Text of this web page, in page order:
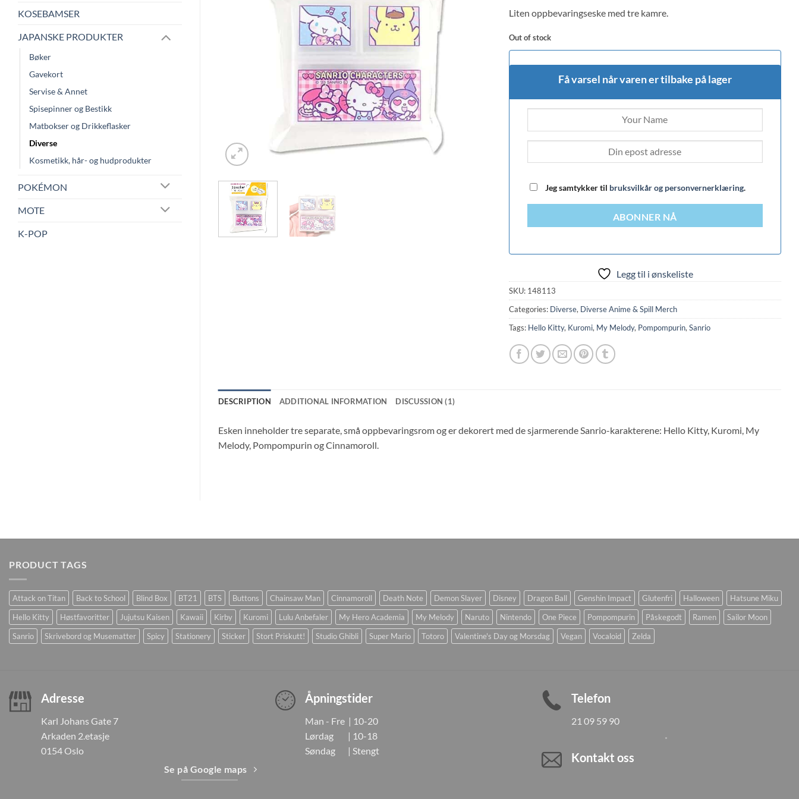
KOSEBAMSER
JAPANSKE PRODUKTER
Bøker
Gavekort
Servise & Annet
Spisepinner og Bestikk
Matbokser og Drikkeflasker
Diverse
Kosmetikk, hår- og hudprodukter
POKÉMON
MOTE
K-POP
customer
Liten oppbevaringseske med tre kamre.
Out of stock
Få varsel når varen er tilbake på lager
Jeg samtykker til bruksvilkår og personvernerklæring.
ABONNER NÅ
Legg til i ønskeliste
SKU: 148113
Categories: Diverse, Diverse Anime & Spill Merch
Tags: Hello Kitty, Kuromi, My Melody, Pompompurin,Sanrio
DESCRIPTION ADDITIONAL INFORMATION DISCUSSION (1)
Esken inneholder tre separate, små oppbevaringsrom og er dekorert med de sjarmerende Sanrio-karakterene: Hello Kitty, Kuromi, My
Melody, Pompompurin og Cinnamoroll.
PRODUCT TAGS
Attack on Titan Back to School Blind Box BT21 BTS Buttons Chainsaw Man Cinnamoroll Death Note Demon Slayer Disney Dragon Ball Genshin Impact Glutenfri Halloween
Hatsune Miku
Hello Kitty
Høstfavoritter Jujutsu Kaisen Kawaii Kirby Kuromi Lulu Anbefaler My Hero Academia My Melody Naruto Nintendo One Piece Pompompurin Påskegodt Ramen
Sailor Moon
Sanrio
Skrivebord og Musematter Spicy Stationery Sticker Stort Priskutt! Studio Ghibli Super Mario Totoro Valentine's Day og Morsdag Vegan Vocaloid Zelda
Adresse
Karl Johans Gate 7
Arkaden 2.etasje
0154 Oslo
Se på Google maps
Åpningstider
Man - Fre | 10-20
Lørdag | 10-18
Søndag | Stengt
Telefon
21 09 59 90
Kontakt oss